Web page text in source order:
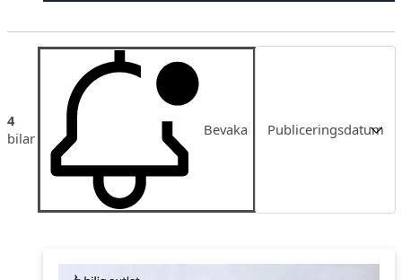
4
bilar
Bevaka Publiceringsdatum
Pris